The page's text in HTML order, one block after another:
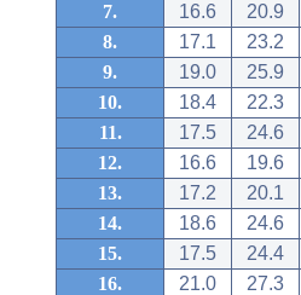
7.
16.6
20.9
8.
17.1
23.2
9.
19.0
25.9
10.
18.4
22.3
11.
17.5
24.6
12.
16.6
19.6
13.
17.2
20.1
14.
18.6
24.6
15.
17.5
24.4
16.
21.0
27.3